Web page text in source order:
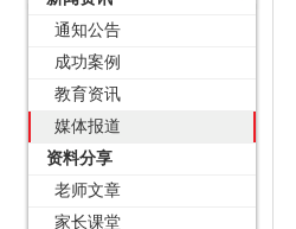
通知公告
成功案例
教育资讯
媒体报道
资料分享
老师文章
家长课堂